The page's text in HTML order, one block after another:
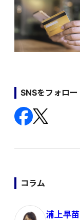
SNSをフォロー
コラム
浦上早苗